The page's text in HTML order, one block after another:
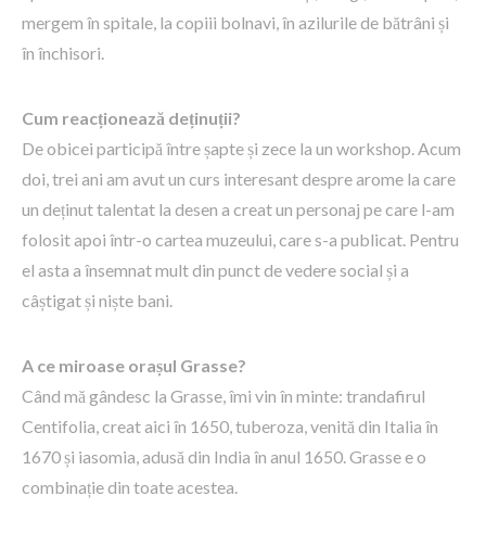
mergem în spitale, la copiii bolnavi, în azilurile de bătrâni și
în închisori.
Cum reacționează deținuții?
De obicei participă între șapte și zece la un workshop. Acum
doi, trei ani am avut un curs interesant despre arome la care
un deținut talentat la desen a creat un personaj pe care l-am
folosit apoi într-o cartea muzeului, care s-a publicat. Pentru
el asta a însemnat mult din punct de vedere social și a
câștigat și niște bani.
A ce miroase orașul Grasse?
Când mă gândesc la Grasse, îmi vin în minte: trandafirul
Centifolia, creat aici în 1650, tuberoza, venită din Italia în
1670 și iasomia, adusă din India în anul 1650. Grasse e o
combinație din toate acestea.